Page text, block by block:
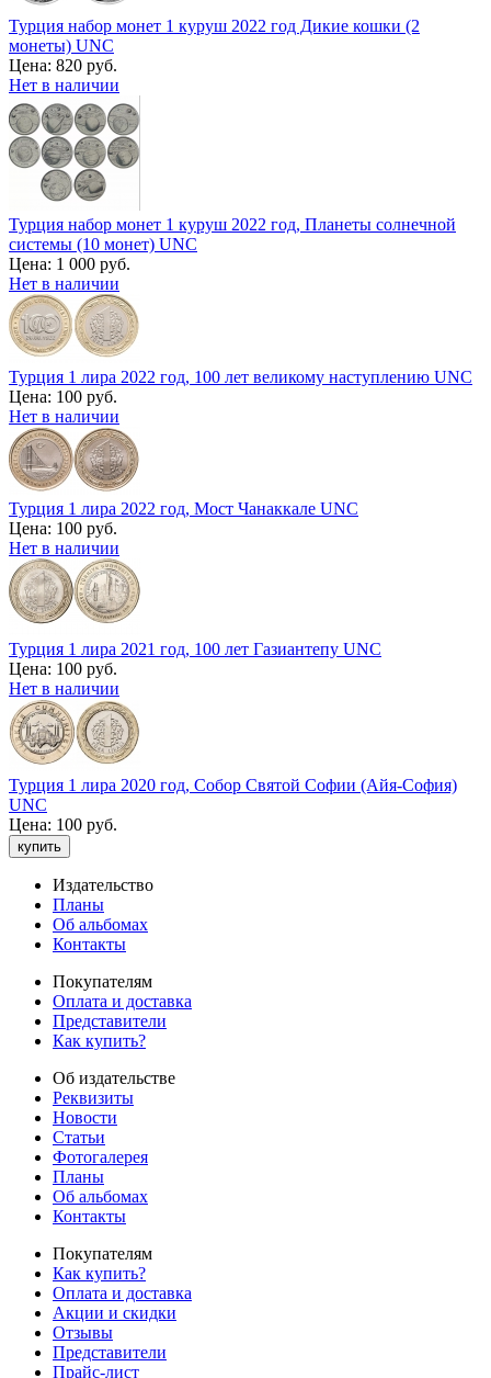
Турция набор монет 1 куруш 2022 год Дикие кошки (2
монеты) UNC
Цена: 820 руб.
Нет в наличии
Турция набор монет 1 куруш 2022 год, Планеты солнечной
системы (10 монет) UNC
Цена: 1 000 руб.
Нет в наличии
Турция 1 лира 2022 год, 100 лет великому наступлению UNC
Цена: 100 руб.
Нет в наличии
Турция 1 лира 2022 год, Мост Чанаккале UNC
Цена: 100 руб.
Нет в наличии
Турция 1 лира 2021 год, 100 лет Газиантепу UNC
Цена: 100 руб.
Нет в наличии
Турция 1 лира 2020 год, Собор Святой Софии (Айя-София)
UNC
Цена: 100 руб.
Издательство
Планы
Об альбомах
Контакты
Покупателям
Оплата и доставка
Представители
Как купить?
Об издательстве
Реквизиты
Новости
Статьи
Фотогалерея
Планы
Об альбомах
Контакты
Покупателям
Как купить?
Оплата и доставка
Акции и скидки
Отзывы
Представители
Прайс-лист